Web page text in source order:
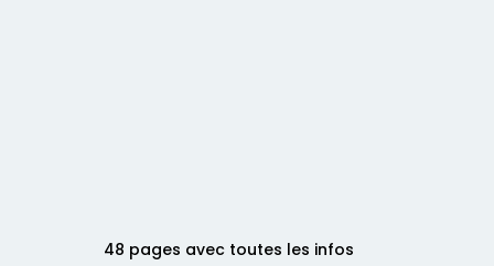
48 pages avec toutes les infos